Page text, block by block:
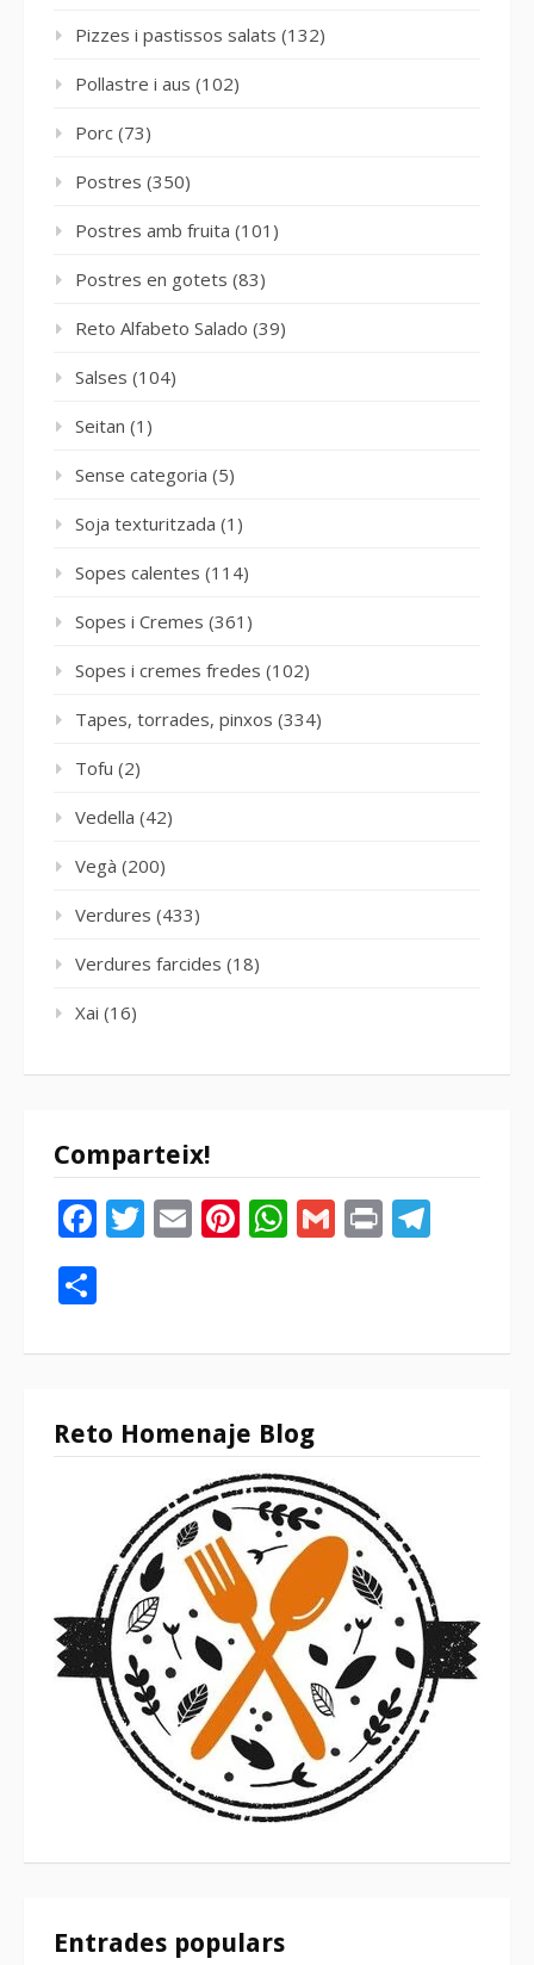
Pizzes i pastissos salats (132)
Pollastre i aus (102)
Porc (73)
Postres (350)
Postres amb fruita (101)
Postres en gotets (83)
Reto Alfabeto Salado (39)
Salses (104)
Seitan (1)
Sense categoria (5)
Soja texturitzada (1)
Sopes calentes (114)
Sopes i Cremes (361)
Sopes i cremes fredes (102)
Tapes, torrades, pinxos (334)
Tofu (2)
Vedella (42)
Vegà (200)
Verdures (433)
Verdures farcides (18)
Xai (16)
Comparteix!
Facebook
Twitter
EmailPinterest
WhatsApp
Gmail
Print
Reto Homenaje Blog
Entrades populars